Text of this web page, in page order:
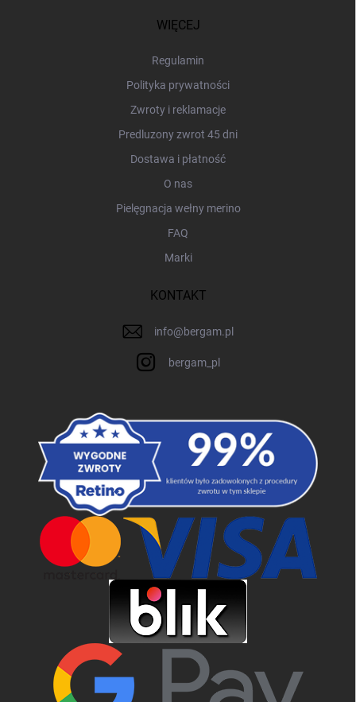
WIĘCEJ
Regulamin
Polityka prywatności
Zwroty i reklamacje
Predluzony zwrot 45 dni
Dostawa i płatność
O nas
Pielęgnacja wełny merino
FAQ
Marki
KONTAKT
info@bergam.pl
bergam_pl